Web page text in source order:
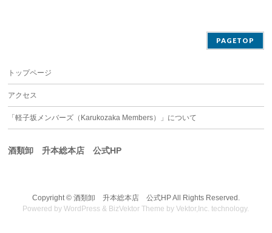
PAGETOP
トップページ
アクセス
「軽子坂メンバーズ（Karukozaka Members）」について
酒類卸 升本総本店 公式HP
Copyright © 酒類卸 升本総本店 公式HPAll Rights Reserved.
Powered byWordPress & BizVektor Theme byVektor,Inc. technology.